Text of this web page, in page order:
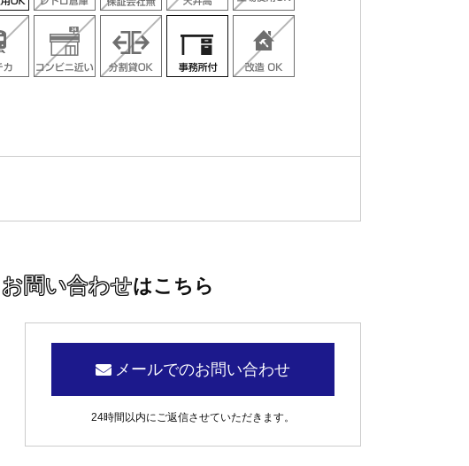
お問い合わせはこちら
メールでのお問い合わせ
24時間以内にご返信させていただきます。